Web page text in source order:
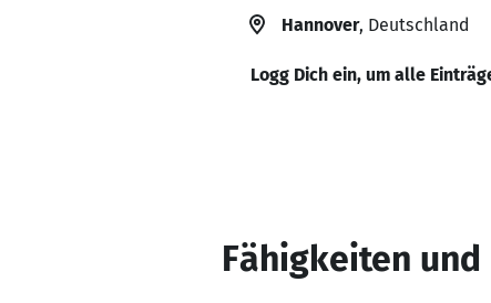
Hannover, Deutschland
Logg Dich ein, um alle
Fähigkeiten